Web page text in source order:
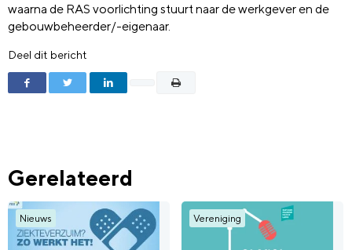
waarna de RAS voorlichting stuurt naar de werkgever en de
gebouwbeheerder/-eigenaar.
Deel dit bericht
Gerelateerd
Nieuws Vereniging